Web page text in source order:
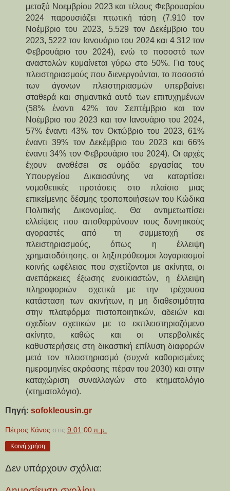
μεταξύ Νοεμβρίου 2023 και τέλους Φεβρουαρίου
2024 παρουσιάζει πτωτική τάση (7.910 τον
Νοέμβριο του 2023, 5.529 τον Δεκέμβριο του
2023, 5222 τον Ιανουάριο του 2024 και 4 312 τον
Φεβρουάριο του 2024), ενώ το ποσοστό των
αναστολών κυμαίνεται γύρω στο 50%. Για τους
πλειστηριασμούς που διενεργούνται, το ποσοστό
των άγονων πλειστηριασμών υπερβαίνει
σταθερά και σημαντικά αυτό των επιτυχημένων
(58% έναντι 42% τον Σεπτέμβριο και τον
Νοέμβριο του 2023 και τον Ιανουάριο του 2024,
57% έναντι 43% τον Οκτώβριο του 2023, 61%
έναντι 39% τον Δεκέμβριο του 2023 και 66%
έναντι 34% τον Φεβρουάριο του 2024). Οι αρχές
έχουν αναθέσει σε ομάδα εργασίας του
Υπουργείου Δικαιοσύνης να καταρτίσει
νομοθετικές προτάσεις στο πλαίσιο μιας
επικείμενης δέσμης τροποποιήσεων του Κώδικα
Πολιτικής Δικονομίας. Θα αντιμετωπίσει
ελλείψεις που αποθαρρύνουν τους δυνητικούς
αγοραστές από τη συμμετοχή σε
πλειστηριασμούς, όπως η έλλειψη
χρηματοδότησης, οι ληξιπρόθεσμοι λογαριασμοί
κοινής ωφέλειας που σχετίζονται με ακίνητα, οι
ανεπάρκειες έξωσης ενοικιαστών, η έλλειψη
πληροφοριών σχετικά με την τρέχουσα
κατάσταση των ακινήτων, η μη διαθεσιμότητα
στην πλατφόρμα πιστοποιητικών, αδειών και
σχεδίων σχετικών με το εκπλειστηριαζόμενο
ακίνητο, καθώς και οι υπερβολικές
καθυστερήσεις στη δικαστική επίλυση διαφορών
μετά τον πλειστηριασμό (συχνά καθορισμένες
ημερομηνίες ακρόασης πέραν του 2030) και στην
καταχώριση συναλλαγών στο κτηματολόγιο
(κτηματολόγιο).
Πηγή: sofokleousin.gr
Πέτρος Κάνος στις 9:01:00 π.μ.
Κοινή χρήση
Δεν υπάρχουν σχόλια: